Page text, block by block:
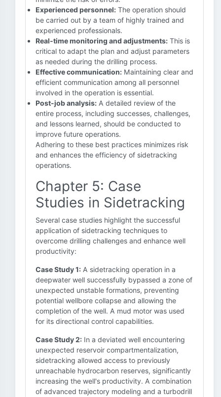
Experienced personnel: The operation should
be carried out by a team of highly trained and
experienced professionals.
Real-time monitoring and adjustments: This is
critical to adapt the plan and adjust parameters
as needed during the drilling process.
Effective communication: Maintaining clear and
efficient communication among all personnel
involved in the operation is essential.
Post-job analysis: A detailed review of the
entire process, including successes, challenges,
and lessons learned, should be conducted to
improve future operations.
Adhering to these best practices minimizes risk
and enhances the efficiency of sidetracking
operations.
Chapter 5: Case
Studies in Sidetracking
Several case studies highlight the successful
application of sidetracking techniques to
overcome drilling challenges and enhance well
productivity:
Case Study 1: A sidetracking operation in a
deepwater well successfully bypassed a zone of
unexpected unstable formations, preventing
potential wellbore collapse and allowing the
completion of the well. A mud motor was used
for its directional control capabilities.
Case Study 2: In a deviated well encountering
unexpected reservoir compartmentalization,
sidetracking allowed access to previously
unreachable hydrocarbon reserves, significantly
increasing the well's productivity. A combination
of advanced trajectory modeling and a turbodrill